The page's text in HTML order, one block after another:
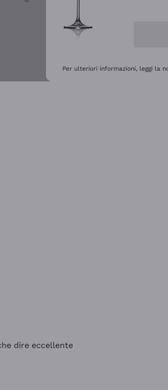
dire eccellente
Per ulteriori informazioni, leggi la